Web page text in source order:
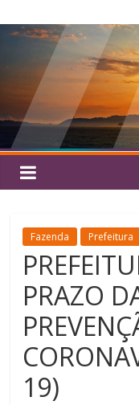
para
conteúdo
Silva
Jardim
Fazenda Prefeitura
PRAZO
19)